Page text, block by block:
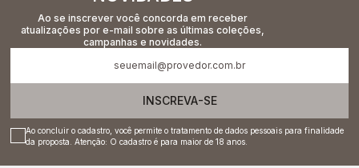
Ao se inscrever você concorda em receber
atualizações por e-mail sobre as últimas coleções,
campanhas e novidades.
INSCREVA-SE
Ao concluir o cadastro, você permite o tratamento de dados pessoais para finalidade
da proposta. Atenção: O cadastro é para maior de 18 anos.